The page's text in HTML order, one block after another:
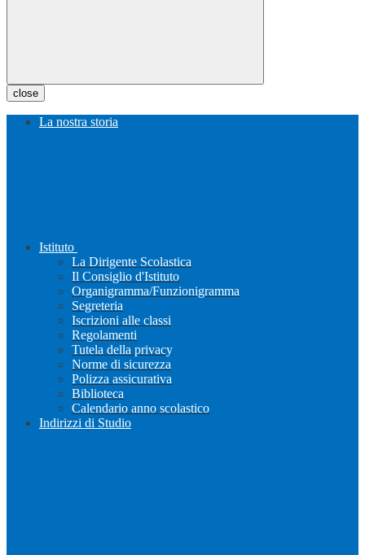
close
La nostra storia
Istituto
La Dirigente Scolastica
Il Consiglio d'Istituto
Organigramma/Funzionigramma
Segreteria
Iscrizioni alle classi
Regolamenti
Tutela della privacy
Norme di sicurezza
Polizza assicurativa
Biblioteca
Calendario anno scolastico
Indirizzi di Studio